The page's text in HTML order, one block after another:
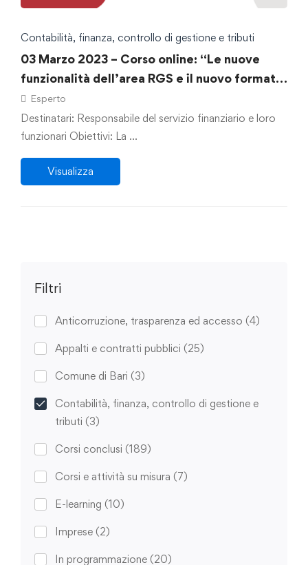
Filtri
Anticorruzione, trasparenza ed accesso (4)
Appalti e contratti pubblici (25)
Comune di Bari (3)
Contabilità, finanza, controllo di gestione e
tributi (3)
Corsi conclusi (189)
Corsi e attività su misura (7)
E-learning (10)
Imprese (2)
In programmazione (20)
Contabilità, finanza, controllo di gestione e tributi
03 Marzo 2023 – Corso online: “Le nuove
funzionalità dell’area RGS e il nuovo formato
e-fattura: la corretta gestione dei tempi di
pagamento”
Esperto
Destinatari: Responsabile del servizio finanziario e loro
funzionari Obiettivi: La …
Visualizza